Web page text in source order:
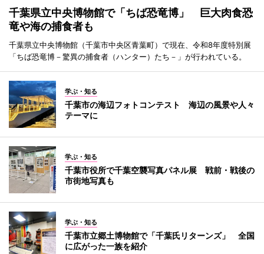
千葉県立中央博物館で「ちば恐竜博」 巨大肉食恐
竜や海の捕食者も
千葉県立中央博物館（千葉市中央区青葉町）で現在、令和8年度特別展
「ちば恐竜博－驚異の捕食者（ハンター）たち－」が行われている。
学ぶ・知る
千葉市の海辺フォトコンテスト 海辺の風景や人々
テーマに
学ぶ・知る
千葉市役所で千葉空襲写真パネル展 戦前・戦後の
市街地写真も
学ぶ・知る
千葉市立郷土博物館で「千葉氏リターンズ」 全国
に広がった一族を紹介